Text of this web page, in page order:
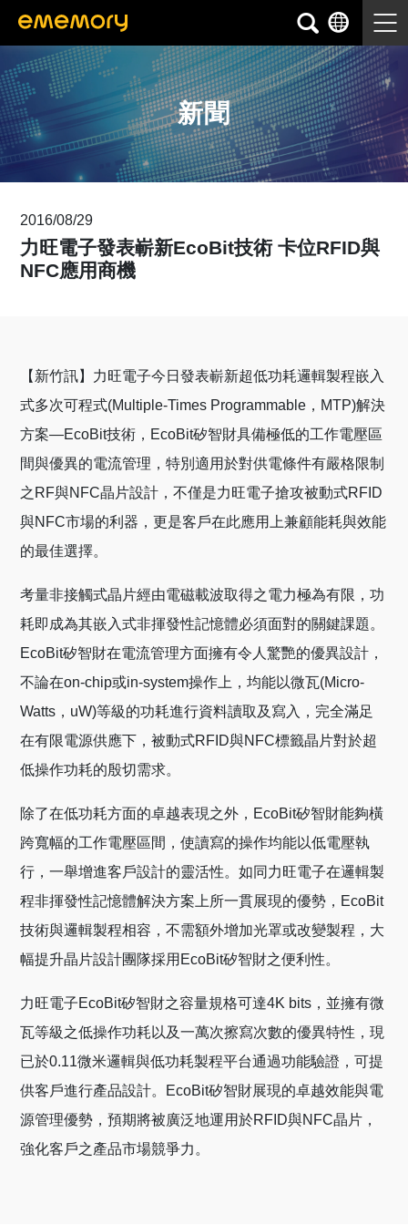
新聞
2016/08/29
力旺電子發表嶄新EcoBit技術 卡位RFID與
NFC應用商機
【新竹訊】力旺電子今日發表嶄新超低功耗邏輯製程嵌入
式多次可程式(Multiple-Times Programmable，MTP)解決
方案—EcoBit技術，EcoBit矽智財具備極低的工作電壓區
間與優異的電流管理，特別適用於對供電條件有嚴格限制
之RF與NFC晶片設計，不僅是力旺電子搶攻被動式RFID
與NFC市場的利器，更是客戶在此應用上兼顧能耗與效能
的最佳選擇。
考量非接觸式晶片經由電磁載波取得之電力極為有限，功
耗即成為其嵌入式非揮發性記憶體必須面對的關鍵課題。
EcoBit矽智財在電流管理方面擁有令人驚艷的優異設計，
不論在on-chip或in-system操作上，均能以微瓦(Micro-
Watts，uW)等級的功耗進行資料讀取及寫入，完全滿足
在有限電源供應下，被動式RFID與NFC標籤晶片對於超
低操作功耗的殷切需求。
除了在低功耗方面的卓越表現之外，EcoBit矽智財能夠橫
跨寬幅的工作電壓區間，使讀寫的操作均能以低電壓執
行，一舉增進客戶設計的靈活性。如同力旺電子在邏輯製
程非揮發性記憶體解決方案上所一貫展現的優勢，EcoBit
技術與邏輯製程相容，不需額外增加光罩或改變製程，大
幅提升晶片設計團隊採用EcoBit矽智財之便利性。
力旺電子EcoBit矽智財之容量規格可達4K bits，並擁有微
瓦等級之低操作功耗以及一萬次擦寫次數的優異特性，現
已於0.11微米邏輯與低功耗製程平台通過功能驗證，可提
供客戶進行產品設計。EcoBit矽智財展現的卓越效能與電
源管理優勢，預期將被廣泛地運用於RFID與NFC晶片，
強化客戶之產品市場競爭力。